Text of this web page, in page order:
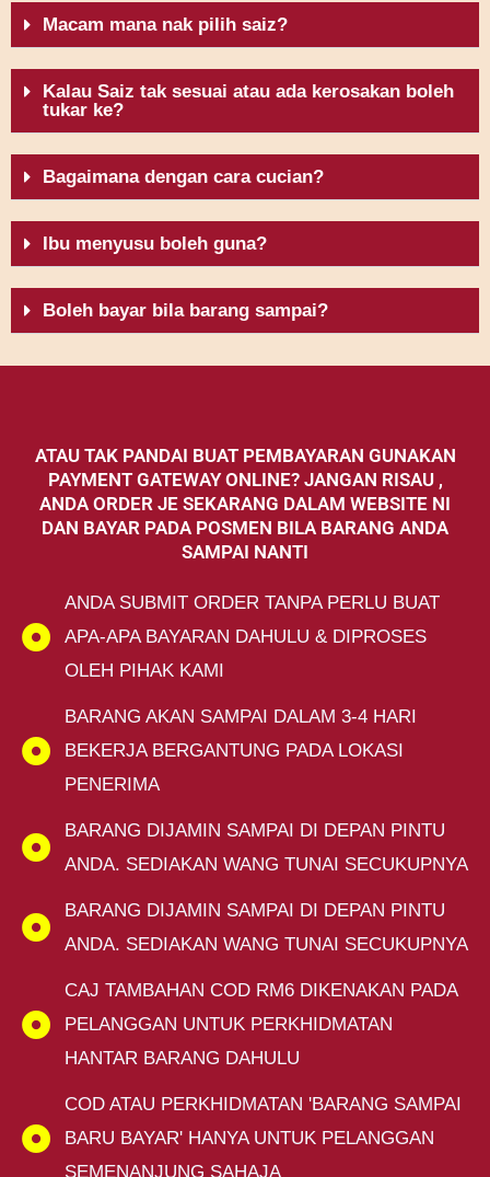
Macam mana nak pilih saiz?
Kalau Saiz tak sesuai atau ada kerosakan boleh
tukar ke?
Bagaimana dengan cara cucian?
Ibu menyusu boleh guna?
Boleh bayar bila barang sampai?
ATAU TAK PANDAI BUAT PEMBAYARAN GUNAKAN
PAYMENT GATEWAY ONLINE? JANGAN RISAU ,
ANDA ORDER JE SEKARANG DALAM WEBSITE NI
DAN BAYAR PADA POSMEN BILA BARANG ANDA
SAMPAI NANTI
ANDA SUBMIT ORDER TANPA PERLU BUAT
APA-APA BAYARAN DAHULU & DIPROSES
OLEH PIHAK KAMI
BARANG AKAN SAMPAI DALAM 3-4 HARI
BEKERJA BERGANTUNG PADA LOKASI
PENERIMA
BARANG DIJAMIN SAMPAI DI DEPAN PINTU
ANDA. SEDIAKAN WANG TUNAI SECUKUPNYA
BARANG DIJAMIN SAMPAI DI DEPAN PINTU
ANDA. SEDIAKAN WANG TUNAI SECUKUPNYA
CAJ TAMBAHAN COD RM6 DIKENAKAN PADA
PELANGGAN UNTUK PERKHIDMATAN
HANTAR BARANG DAHULU
COD ATAU PERKHIDMATAN 'BARANG SAMPAI
BARU BAYAR' HANYA UNTUK PELANGGAN
SEMENANJUNG SAHAJA